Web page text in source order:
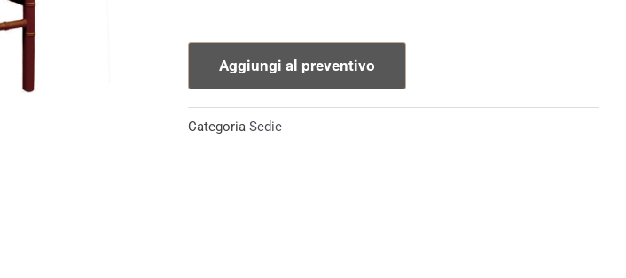
quantitàAggiungi al preventivo
Categoria Sedie